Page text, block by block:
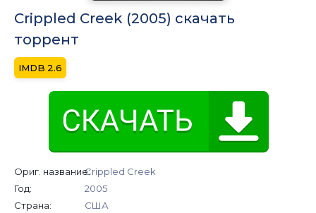
Crippled Creek (2005) скачать
торрент
2.6
Ориг. название:Crippled Creek
Год:
2005
Страна:
США